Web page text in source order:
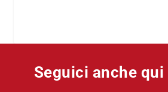
Seguici anche qui